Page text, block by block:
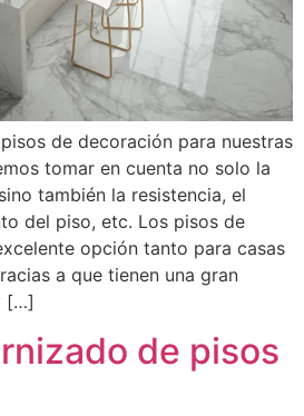
de decoración para nuestras
tomar en cuenta no solo la
también la resistencia, el
del piso, etc. Los pisos de
opción tanto para casas
a que tienen una gran
[…]
de pisos